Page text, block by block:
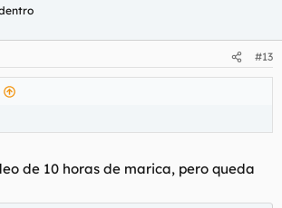
#13
de 10 horas de marica, pero queda